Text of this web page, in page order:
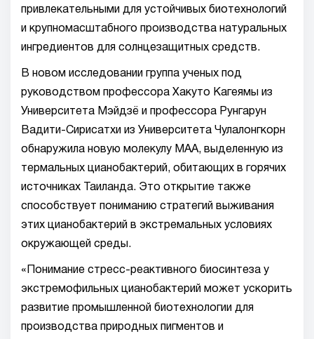
привлекательными для устойчивых биотехнологий
и крупномасштабного производства натуральных
ингредиентов для солнцезащитных средств.
В новом исследовании группа ученых под
руководством профессора Хакуто Кагеямы из
Университета Мэйдзё и профессора Рунгарун
Вадити-Сирисатхи из Университета Чулалонгкорн
обнаружила новую молекулу MAA, выделенную из
термальных цианобактерий, обитающих в горячих
источниках Таиланда. Это открытие также
способствует пониманию стратегий выживания
этих цианобактерий в экстремальных условиях
окружающей среды.
«Понимание стресс-реактивного биосинтеза у
экстремофильных цианобактерий может ускорить
развитие промышленной биотехнологии для
производства природных пигментов и